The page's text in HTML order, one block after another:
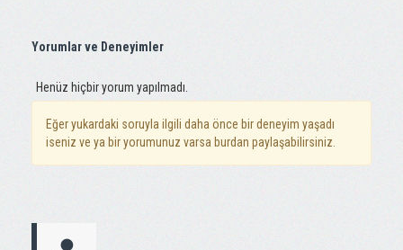
Yorumlar ve Deneyimler
Henüz hiçbir yorum yapılmadı.
Eğer yukardaki soruyla ilgili daha önce bir deneyim yaşadı
iseniz ve ya bir yorumunuz varsa burdan paylaşabilirsiniz.